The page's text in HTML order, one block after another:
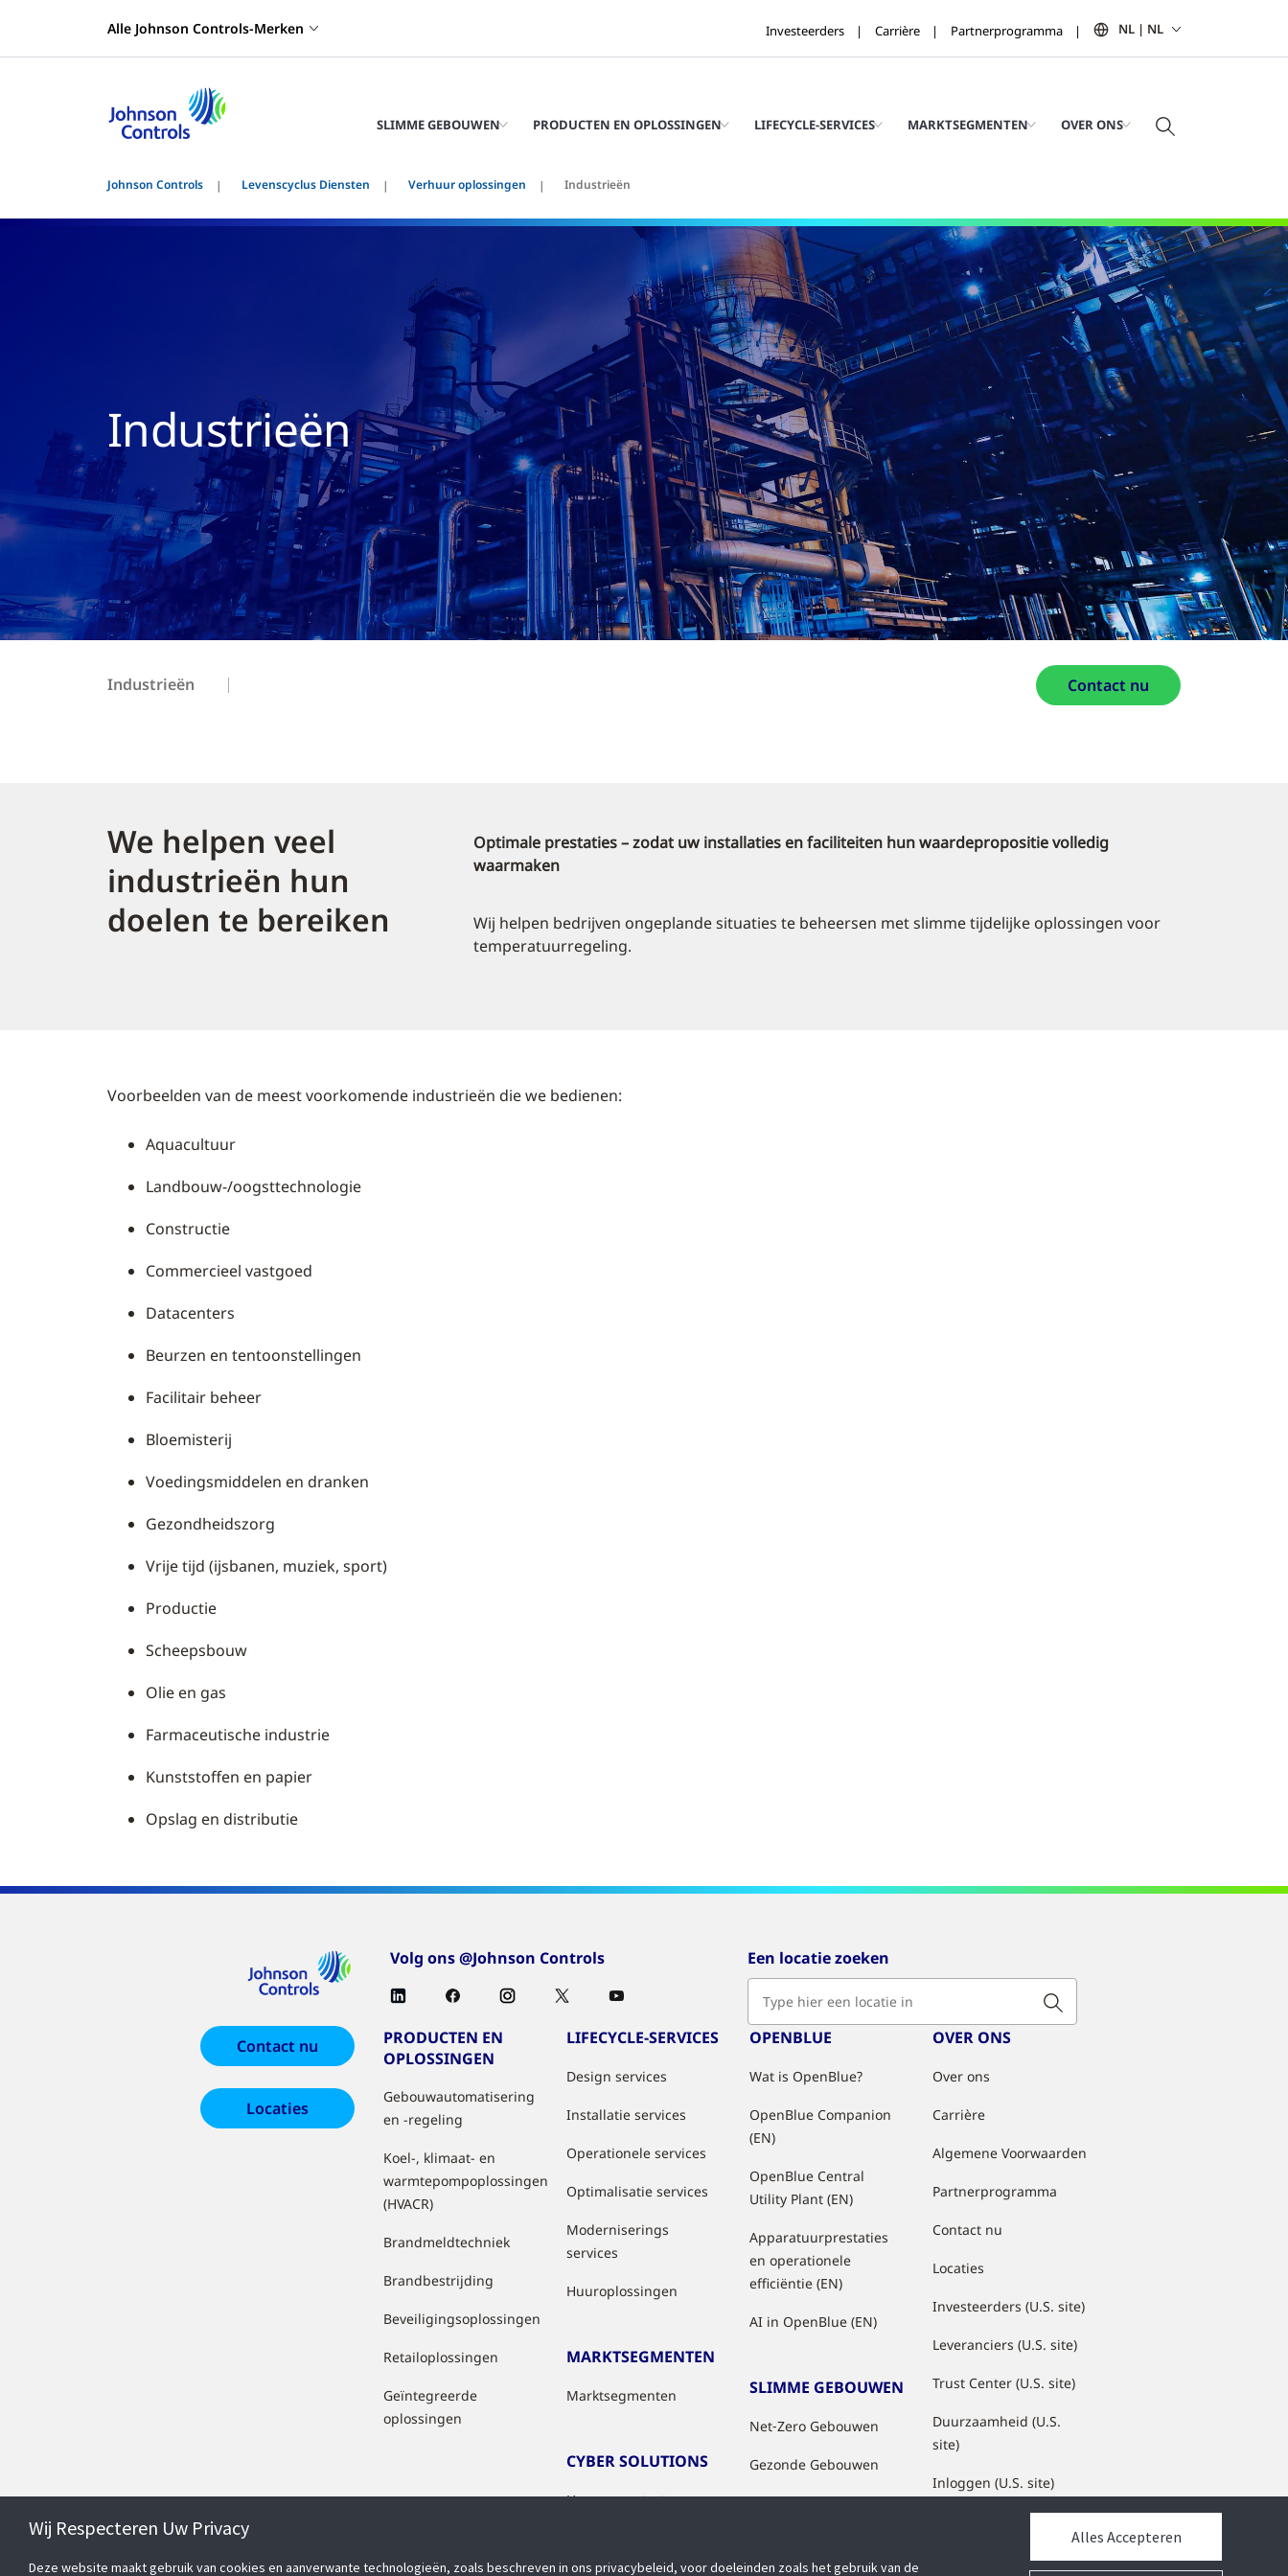
Alle Johnson Controls-Merken Investeerders Carrière Partnerprogramma NL | NL
SLIMME GEBOUWEN PRODUCTEN EN OPLOSSINGEN LIFECYCLE-SERVICES MARKTSEGMENTEN OVER ONS
Johnson Controls Levenscyclus Diensten Verhuur oplossingen Industrieën
Industrieën
Industrieën Contact nu
We helpen veel
industrieën hun
doelen te bereiken
Optimale prestaties – zodat uw installaties en faciliteiten hun waardepropositie volledig
waarmaken
Wij helpen bedrijven ongeplande situaties te beheersen met slimme tijdelijke oplossingen voor
temperatuurregeling.
Voorbeelden van de meest voorkomende industrieën die we bedienen:
Aquacultuur
Landbouw-/oogsttechnologie
Constructie
Commercieel vastgoed
Datacenters
Beurzen en tentoonstellingen
Facilitair beheer
Bloemisterij
Voedingsmiddelen en dranken
Gezondheidszorg
Vrije tijd (ijsbanen, muziek, sport)
Productie
Scheepsbouw
Olie en gas
Farmaceutische industrie
Kunststoffen en papier
Opslag en distributie
Volg ons @Johnson Controls Een locatie zoeken
Contact nu
Locaties
PRODUCTEN EN
OPLOSSINGEN
Gebouwautomatisering
en -regeling
Koel-, klimaat- en
warmtepompoplossingen
(HVACR)
Brandmeldtechniek
Brandbestrijding
Beveiligingsoplossingen
Retailoplossingen
Geïntegreerde
oplossingen
LIFECYCLE-SERVICES
Design services
Installatie services
Operationele services
Optimalisatie services
Moderniserings
services
Huuroplossingen
MARKTSEGMENTEN
Marktsegmenten
CYBER SOLUTIONS
How we protect you
Product Security
OPENBLUE
Wat is OpenBlue?
OpenBlue Companion
(EN)
OpenBlue Central
Utility Plant (EN)
Apparatuurprestaties
en operationele
efficiëntie (EN)
AI in OpenBlue (EN)
SLIMME GEBOUWEN
Net‑Zero Gebouwen
Gezonde Gebouwen
OVER ONS
Over ons
Carrière
Algemene Voorwaarden
Partnerprogramma
Contact nu
Locaties
Investeerders (U.S. site)
Leveranciers (U.S. site)
Trust Center (U.S. site)
Duurzaamheid (U.S.
site)
Inloggen (U.S. site)
Wij Respecteren Uw Privacy
Deze website maakt gebruik van cookies en aanverwante technologieën, zoals beschreven in ons privacybeleid, voor doeleinden zoals het gebruik van de
Alles Accepteren